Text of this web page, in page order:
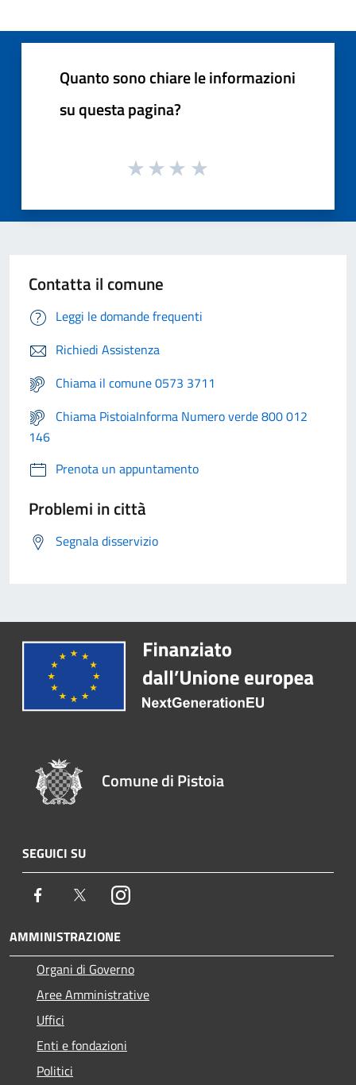
Quanto sono chiare le informazioni
su questa pagina?
Contatta il comune
Leggi le domande frequenti
Richiedi Assistenza
Chiama il comune 0573 3711
Chiama PistoiaInforma Numero verde 800 012
146
Prenota un appuntamento
Problemi in città
Segnala disservizio
Comune di Pistoia
SEGUICI SU
Facebook TwitterInstagram
AMMINISTRAZIONE
Organi di Governo
Aree Amministrative
Uffici
Enti e fondazioni
Politici